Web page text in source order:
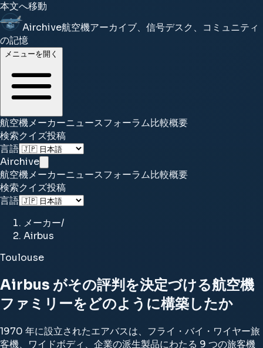
本文へ移動
Airchive航空機アーカイブ、信号デスク、コミュニティ
の記憶
メニューを開く
航空機メーカーニュースフォーラム比較概要
検索クイズ投稿
言語
Airchive
航空機メーカーニュースフォーラム比較概要
検索クイズ投稿
言語
メーカー/
Airbus
Toulouse
Airbus がその評判を決定づける航空機
ファミリーをどのように構築したか
1970 年に設立されたエアバスは、フライ・バイ・ワイヤー旅
客機、ワイドボディ、企業の派生製品にわたる 9 つの旅客機